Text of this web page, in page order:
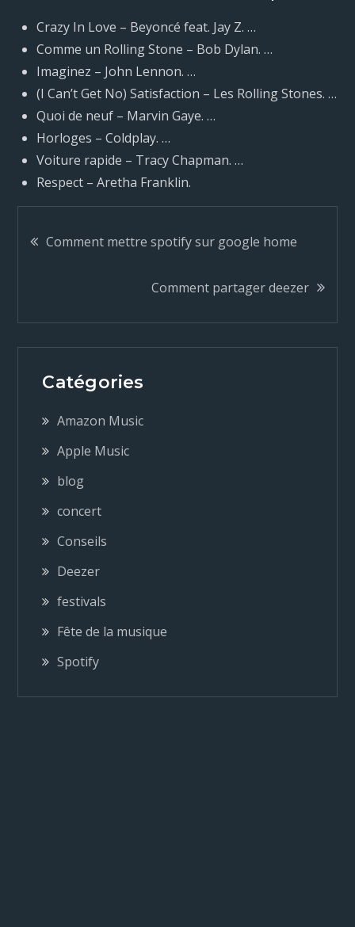
Crazy In Love – Beyoncé feat. Jay Z. …
Comme un Rolling Stone – Bob Dylan. …
Imaginez – John Lennon. …
(I Can’t Get No) Satisfaction – Les Rolling Stones. …
Quoi de neuf – Marvin Gaye. …
Horloges – Coldplay. …
Voiture rapide – Tracy Chapman. …
Respect – Aretha Franklin.
N
v
g
a
t
o
n
d
e
Comment mettre spotify sur google home
Comment partager deezer
Catégories
Amazon Music
Apple Music
blog
concert
Conseils
Deezer
festivals
Fête de la musique
Spotify